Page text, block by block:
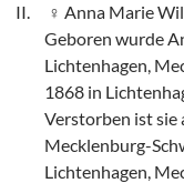
Anna Marie
Geboren wurde
Lichtenhagen,
1868 in
Verstorben ist sie
Mecklenburg-
Lichtenhagen,